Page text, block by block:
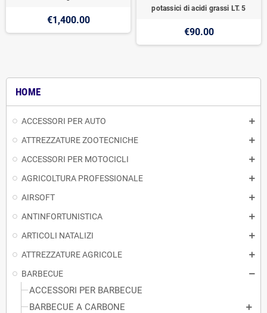
HOME
ACCESSORI PER AUTO
ATTREZZATURE ZOOTECNICHE
ACCESSORI PER MOTOCICLI
AGRICOLTURA PROFESSIONALE
AIRSOFT
ANTINFORTUNISTICA
ARTICOLI NATALIZI
ATTREZZATURE AGRICOLE
BARBECUE
ACCESSORI PER BARBECUE
BARBECUE A CARBONE
€1,400.00
potassici di acidi grassi LT. 5
€90.00